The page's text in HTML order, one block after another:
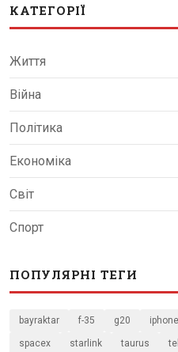
КАТЕГОРІЇ
Життя
Війна
Політика
Економіка
Світ
Спорт
ПОПУЛЯРНІ ТЕГИ
bayraktar f-35 g20 iphone
spacex starlink taurus